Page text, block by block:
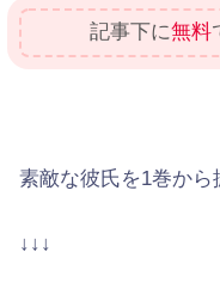
記事下に無料
素敵な彼氏を1巻か
↓↓↓